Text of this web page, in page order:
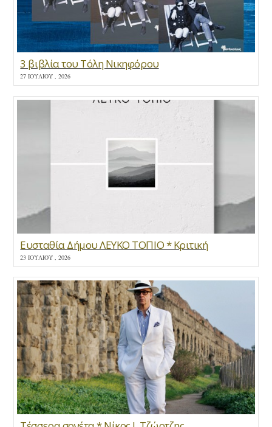
3 βιβλία του Τόλη Νικηφόρου
27 ΙΟΥΛΊΟΥ , 2026
Ευσταθία Δήμου ΛΕΥΚΟ ΤΟΠΙΟ * Κριτική
23 ΙΟΥΛΊΟΥ , 2026